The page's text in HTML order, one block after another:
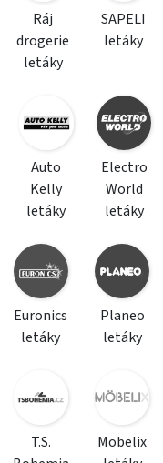
Ráj
drogerie
letáky
SAPELI
letáky
Auto
Kelly
letáky
Electro
World
letáky
Euronics
letáky
Planeo
letáky
T.S.
Mobelix